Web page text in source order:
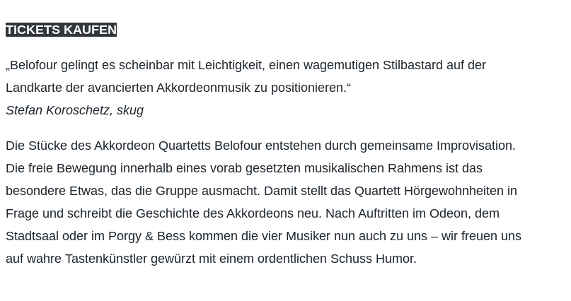
TICKETS KAUFEN
„Belofour gelingt es scheinbar mit Leichtigkeit, einen wagemutigen Stilbastard auf der
Landkarte der avancierten Akkordeonmusik zu positionieren.“
Stefan Koroschetz, skug
Die Stücke des Akkordeon Quartetts Belofour entstehen durch gemeinsame Improvisation.
Die freie Bewegung innerhalb eines vorab gesetzten musikalischen Rahmens ist das
besondere Etwas, das die Gruppe ausmacht. Damit stellt das Quartett Hörgewohnheiten in
Frage und schreibt die Geschichte des Akkordeons neu. Nach Auftritten im Odeon, dem
Stadtsaal oder im Porgy & Bess kommen die vier Musiker nun auch zu uns – wir freuen uns
auf wahre Tastenkünstler gewürzt mit einem ordentlichen Schuss Humor.